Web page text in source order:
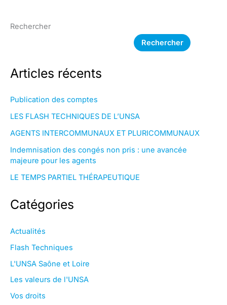
Rechercher
Rechercher
Articles récents
Publication des comptes
LES FLASH TECHNIQUES DE L’UNSA
AGENTS INTERCOMMUNAUX ET PLURICOMMUNAUX
Indemnisation des congés non pris : une avancée
majeure pour les agents
LE TEMPS PARTIEL THÉRAPEUTIQUE
Catégories
Actualités
Flash Techniques
L'UNSA Saône et Loire
Les valeurs de l'UNSA
Vos droits